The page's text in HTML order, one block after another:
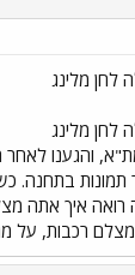
לחן מלינג
לחן מלינג
והגענו
בתחנה.
איך אתה
רכבות, על